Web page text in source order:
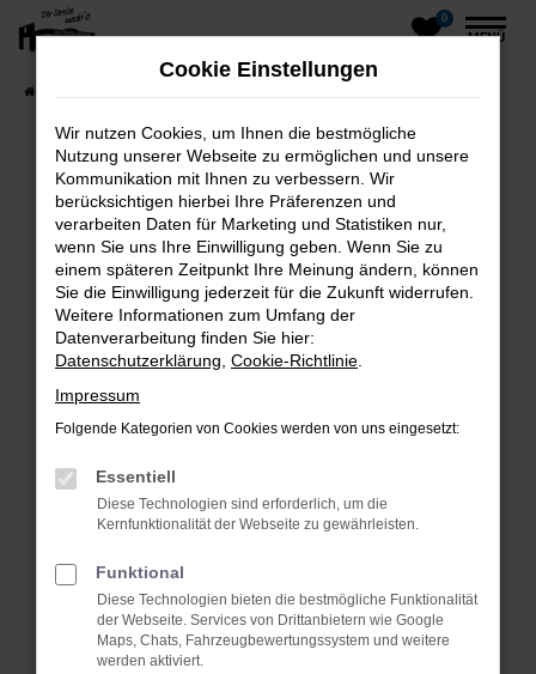
Zum
Hauptinhalt
springen
0
MENÜ
Fehler: Network Error
Beim Laden ist ein Fehler aufgetreten.
Hier sind ein paar Tipps, die dir helfen können:
Überprüfe deine Firewall und deine
Laden andere Webseiten, zum Beispiel deine
Suchmaschine?
Prüfe deine Browsererweiterungen.
Manche Erweiterungen, wie Werbeblocker,
können das Laden bestimmter Seiten
anderen Browser oder in einem privaten
Fenster?
Starte dein Gerät neu.
Das kann manchmal helfen, vorübergehende
Cookie Einstellungen
Wir nutzen Cookies, um Ihnen die bestmögliche
Nutzung unserer Webseite zu ermöglichen und unsere
Kommunikation mit Ihnen zu verbessern. Wir
berücksichtigen hierbei Ihre Präferenzen und
verarbeiten Daten für Marketing und Statistiken nur,
wenn Sie uns Ihre Einwilligung geben. Wenn Sie zu
einem späteren Zeitpunkt Ihre Meinung ändern, können
Sie die Einwilligung jederzeit für die Zukunft widerrufen.
Weitere Informationen zum Umfang der
Datenverarbeitung finden Sie hier:
Datenschutzerklärung Cookie-Richtlinie
Impressum
Folgende Kategorien von Cookies werden von uns eingesetzt:
Essentiell
Diese Technologien sind erforderlich, um die
Kernfunktionalität der Webseite zu gewährleisten.
Funktional
Diese Technologien bieten die bestmögliche Funktionalität
der Webseite. Services von Drittanbietern wie Google
Maps, Chats, Fahrzeugbewertungssystem und weitere
werden aktiviert.